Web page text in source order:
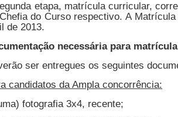
etapa, matrícula curricular,
do Curso respectivo. A
de 2013.
necessária para
ser entregues os seguintes
candidatos da Ampla concorrência:
fotografia 3x4, recente;